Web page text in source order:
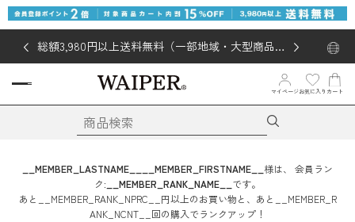
総額3,980円以上送料無料（一部地域・大型商品対
マイページ お気に入り カート
__MEMBER_LASTNAME__ __MEMBER_FIRSTNAME__ 様は、
会員ラン
ク: __MEMBER_RANK_NAME__ です。
あと
__MEMBER_RANK_NPRC__ 円以上のお買い物と、あと
__MEMBER_R
ANK_NCNT__ 回の購入でランクアップ！